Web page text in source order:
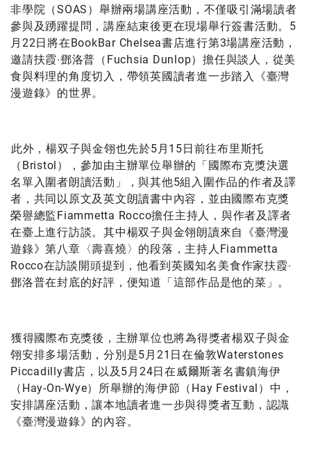
非學院（SOAS）舉辦兩場講座活動，不僅吸引滿場讀者
參與及踴躍提問，講座結束後更在現場舉行簽書活動。5
月22日將在BookBar Chelsea書店進行第3場講座活動，
邀請扶霞‧鄧洛普（Fuchsia Dunlop）擔任與談人，從美
食與料理的角度切入，帶領英國讀者進一步踏入《臺灣
漫遊錄》的世界。
此外，楊双子與金翎也先於5月15日前往布里斯托
（Bristol），參加由主辦單位舉辦的「國際布克獎決選
名單入圍者朗讀活動」，與其他5組入圍作品的作者及譯
者，共同以原文及英文朗讀書中內容，並由國際布克獎
榮譽總監Fiammetta Rocco擔任主持人，與作者及譯者
在臺上進行訪談。其中楊双子與金翎朗讀來自《臺灣漫
遊錄》第八章〈壽喜燒〉的段落，主持人Fiammetta
Rocco在訪談開頭提到，他看到英國知名美食作家扶霞‧
鄧洛普在封底的好評，便知道「這部作品是他的菜」。
獲得國際布克獎後，主辦單位也將為得獎者楊双子與金
翎安排多場活動，分別是5月21日在倫敦Waterstones
Piccadilly書店，以及5月24日在威爾斯著名書鎮海伊
（Hay-On-Wye）所舉辦的海伊節（Hay Festival）中，
安排講座活動，讓本地讀者進一步與得獎者互動，認識
《臺灣漫遊錄》的內容。